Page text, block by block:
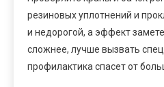
резиновых уплотнений и
и недорогой, а эффект
сложнее, лучше вызвать
профилактика спасет от